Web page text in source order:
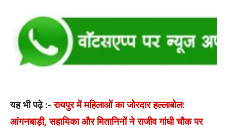
यह भी पढ़े :-रायपुर में महिलाओं का जोरदार हल्लाबोल:
आंगनबाड़ी, सहायिका और मितानिनों ने राजीव गांधी चौक पर